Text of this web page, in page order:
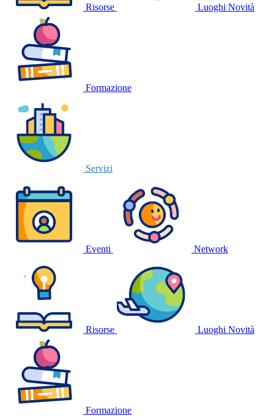
Risorse Luoghi Novità
Formazione
Servizi
Eventi Network
Risorse Luoghi Novità
Formazione